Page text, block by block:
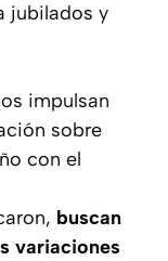
jubilados y
impulsan
sobre
con el
buscan
variaciones